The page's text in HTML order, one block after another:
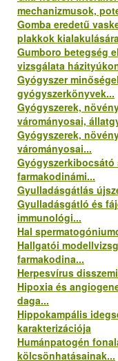
mechanizmusok,
Gomba eredetű
plakkok
Gumboro betegség
vizsgálata
Gyógyszer
gyógyszerkönyvek...
Gyógyszerek,
várományosai,
Gyógyszerek,
várományosai...
farmakodinámi...
Gyulladásgátlás
Gyulladásgátló és
immunológi...
Hal
Hallgatói
farmakodina...
Herpesvírus
Hipoxia és
daga...
Hippokampális
karakterizációja
Humánpatogén
kölcsönhatásainak...